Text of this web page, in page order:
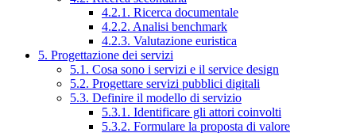
4.2.1. Ricerca documentale
4.2.2. Analisi benchmark
4.2.3. Valutazione euristica
5. Progettazione dei servizi
5.1. Cosa sono i servizi e il service design
5.2. Progettare servizi pubblici digitali
5.3. Definire il modello di servizio
5.3.1. Identificare gli attori coinvolti
5.3.2. Formulare la proposta di valore